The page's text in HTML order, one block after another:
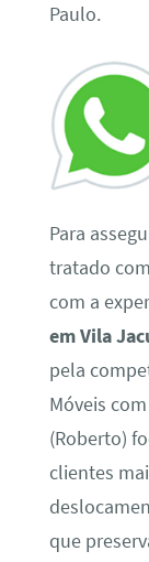
Paulo.
Para
tratado
com a
em Vila
pela
Móveis
(Roberto)
clientes
que